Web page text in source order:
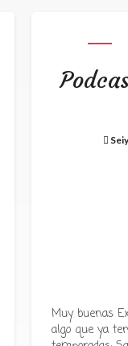
Muy buenas
algo que ya